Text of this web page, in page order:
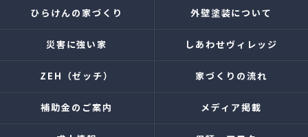
ひらけんの家づくり 外壁塗装について
災害に強い家 しあわせヴィレッジ
ZEH（ゼッチ） 家づくりの流れ
補助金のご案内 メディア掲載